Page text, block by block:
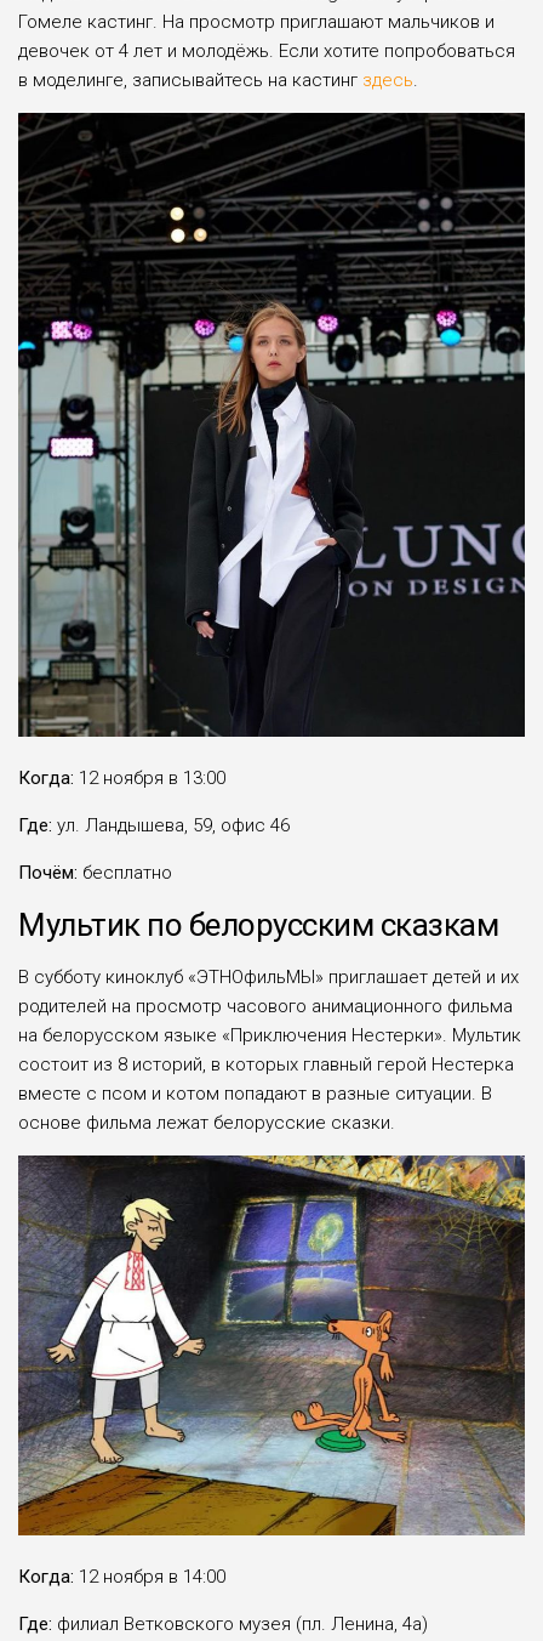
Гомеле кастинг. На просмотр приглашают мальчиков и
девочек от 4 лет и молодёжь. Если хотите попробоваться
в моделинге, записывайтесь на кастинг здесь
Когда: 12 ноября в 13:00
Где: ул. Ландышева, 59, офис 46
Почём: бесплатно
Мультик по белорусским сказкам
В субботу киноклуб «ЭТНОфильМЫ» приглашает детей и их
родителей на просмотр часового анимационного фильма
на белорусском языке «Приключения Нестерки». Мультик
состоит из 8 историй, в которых главный герой Нестерка
вместе с псом и котом попадают в разные ситуации. В
основе фильма лежат белорусские сказки.
Когда: 12 ноября в 14:00
Где: филиал Ветковского музея (пл. Ленина, 4а)